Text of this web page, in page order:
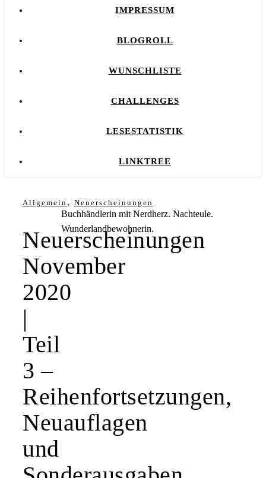
IMPRESSUM
BLOGROLL
WUNSCHLISTE
CHALLENGES
LESESTATISTIK
LINKTREE
Allgemein , Neuerscheinungen
Neuerscheinungen
November
2020
|
Teil
3 –
Reihenfortsetzungen,
Neuauflagen
und
Buchhändlerin mit Nerdherz. Nachteule.
Wunderlandbewohnerin.